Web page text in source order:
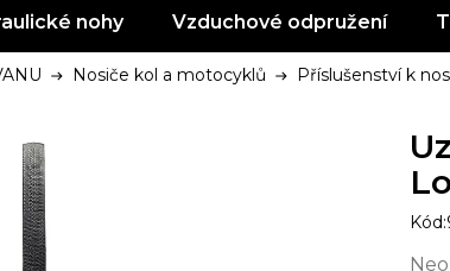
nohy Vzduchové odpružení
Nosiče kol a motocyklů Příslušenství k
Kód: